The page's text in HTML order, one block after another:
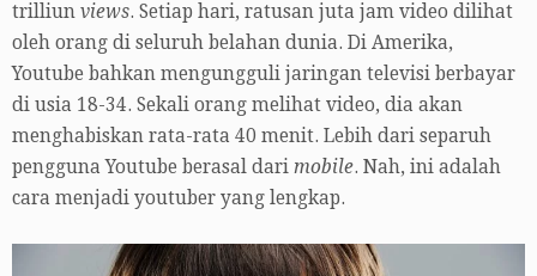
trilliun views. Setiap hari, ratusan juta jam video dilihat
oleh orang di seluruh belahan dunia. Di Amerika,
Youtube bahkan mengungguli jaringan televisi berbayar
di usia 18-34. Sekali orang melihat video, dia akan
menghabiskan rata-rata 40 menit. Lebih dari separuh
pengguna Youtube berasal dari mobile. Nah, ini adalah
cara menjadi youtuber yang lengkap.